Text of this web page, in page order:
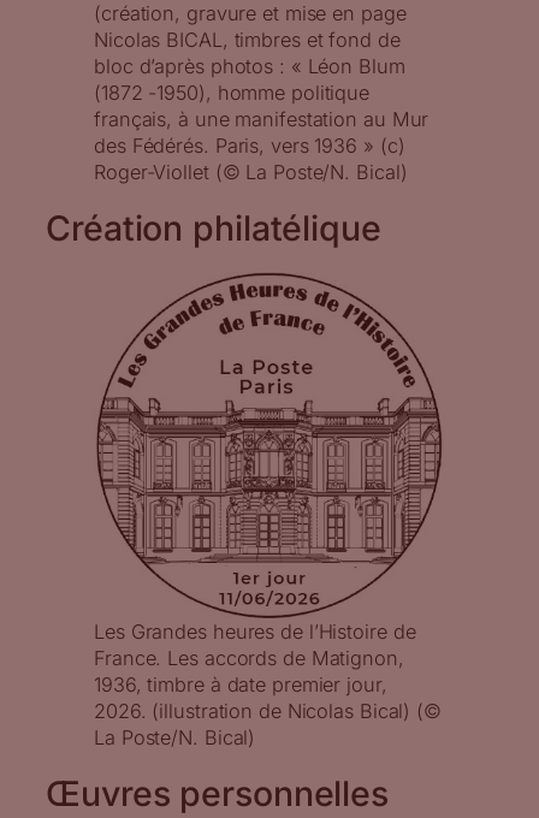
(création, gravure et mise en page
Nicolas BICAL, timbres et fond de
bloc d’après photos : « Léon Blum
(1872 -1950), homme politique
français, à une manifestation au Mur
des Fédérés. Paris, vers 1936 » (c)
Roger-Viollet (© La Poste/N. Bical)
Création philatélique
Les Grandes heures de l’Histoire de
France. Les accords de Matignon,
1936, timbre à date premier jour,
2026. (illustration de Nicolas Bical) (©
La Poste/N. Bical)
Œuvres personnelles